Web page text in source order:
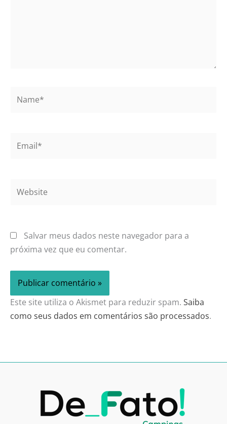
Salvar meus dados neste navegador para a
próxima vez que eu comentar.
Este site utiliza o Akismet para reduzir spam. Saiba
como seus dados em comentários são processados.